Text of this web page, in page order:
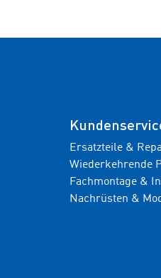
Ersatzteile &
Wiederkehrende
Fachmontage &
Nachrüsten &